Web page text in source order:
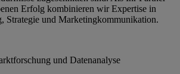
Erfolg kombinieren wir Expertise in
Strategie und Marketingkommunikation.
und Datenanalyse